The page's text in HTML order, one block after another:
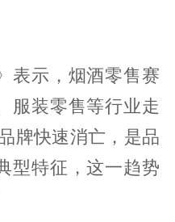
表示，烟酒零售赛
服装零售等行业走
牌快速消亡，是品
型特征，这一趋势